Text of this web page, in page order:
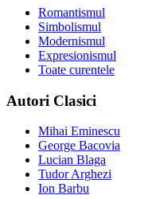
Romantismul
Simbolismul
Modernismul
Expresionismul
Toate curentele
Autori Clasici
Mihai Eminescu
George Bacovia
Lucian Blaga
Tudor Arghezi
Ion Barbu